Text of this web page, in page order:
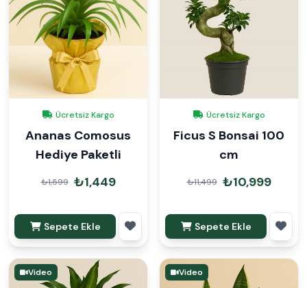
Ücretsiz Kargo
Ananas Comosus
Hediye Paketli
₺1,599 ₺1,449
Sepete Ekle
Ücretsiz Kargo
Ficus S Bonsai 100
cm
₺11,499 ₺10,999
Sepete Ekle
Video Video